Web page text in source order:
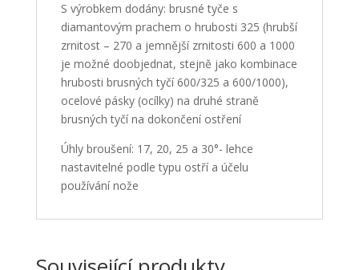
S výrobkem dodány: brusné tyče s
diamantovým prachem o hrubosti 325 (hrubší
zrnitost – 270 a jemnější zrnitosti 600 a 1000
je možné doobjednat, stejně jako kombinace
hrubosti brusných tyčí 600/325 a 600/1000),
ocelové pásky (ocílky) na druhé straně
brusných tyčí na dokončení ostření
Úhly broušení: 17, 20, 25 a 30°- lehce
nastavitelné podle typu ostří a účelu
používání nože